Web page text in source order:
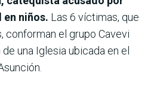
en niños. Las 6 víctimas, que
conforman el grupo Cavevi
una Iglesia ubicada en el